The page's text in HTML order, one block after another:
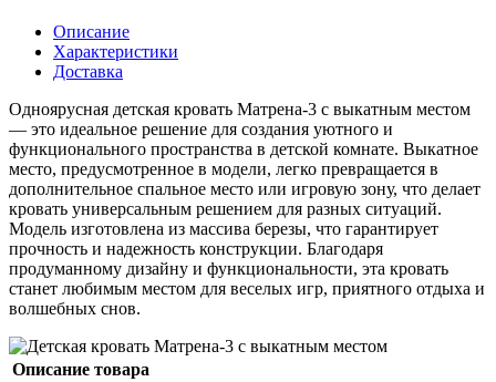
Описание
Характеристики
Доставка
Одноярусная детская кровать Матрена-3 с выкатным местом
— это идеальное решение для создания уютного и
функционального пространства в детской комнате. Выкатное
место, предусмотренное в модели, легко превращается в
дополнительное спальное место или игровую зону, что делает
кровать универсальным решением для разных ситуаций.
Модель изготовлена из массива березы, что гарантирует
прочность и надежность конструкции. Благодаря
продуманному дизайну и функциональности, эта кровать
станет любимым местом для веселых игр, приятного отдыха и
волшебных снов.
Описание товара